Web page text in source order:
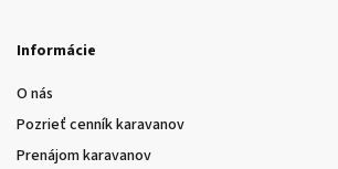
Informácie
O nás
Pozrieť cenník karavanov
Prenájom karavanov